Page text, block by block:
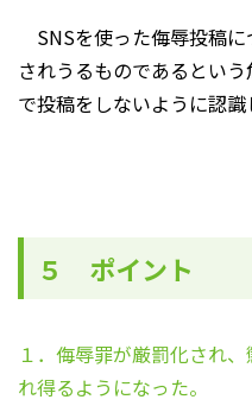
SNSを使った侮辱投稿
されうるものであるとい
で投稿をしないように認識
５ ポイント
１．侮辱罪が厳罰化され
れ得るようになった。